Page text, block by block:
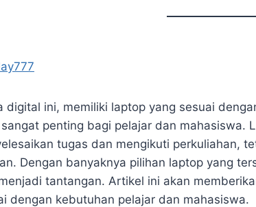
digital ini, memiliki laptop yang sesuai
penting bagi pelajar dan mahasiswa.
tugas dan mengikuti perkuliahan,
Dengan banyaknya pilihan laptop yang
tantangan. Artikel ini akan
dengan kebutuhan pelajar dan mahasiswa.